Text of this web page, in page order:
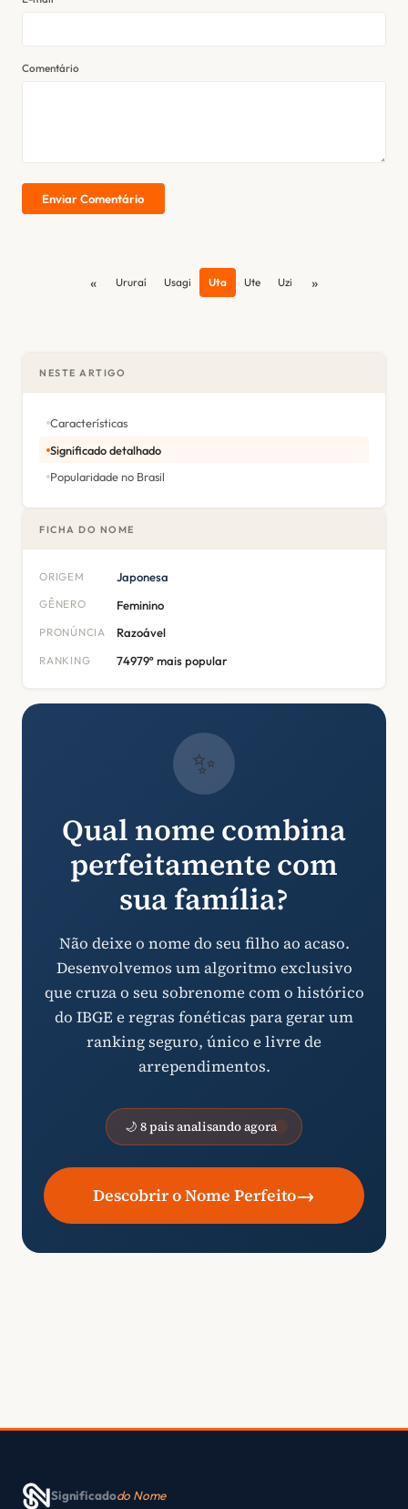
Comentário
Enviar Comentário
« Ururaí Usagi Uta Ute Uzi »
NESTE ARTIGO
Características
Significado detalhado
Popularidade no Brasil
FICHA DO NOME
ORIGEM Japonesa
GÊNERO Feminino
PRONÚNCIA Razoável
RANKING 74979º mais popular
✨
Qual nome combina
perfeitamente com
sua família?
Não deixe o nome do seu filho ao acaso.
Desenvolvemos um algoritmo exclusivo
que cruza o seu sobrenome com o histórico
do IBGE e regras fonéticas para gerar um
ranking seguro, único e livre de
arrependimentos.
🌙 8 pais analisando agora
Descobrir o Nome Perfeito→
Significadodo Nome